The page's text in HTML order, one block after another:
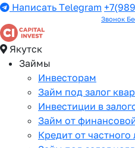
Написать Telegram
Звонок
Якутск
Займы
Инвесторам
Займ под залог
Инвестиции в
Займ от
Кредит от частного